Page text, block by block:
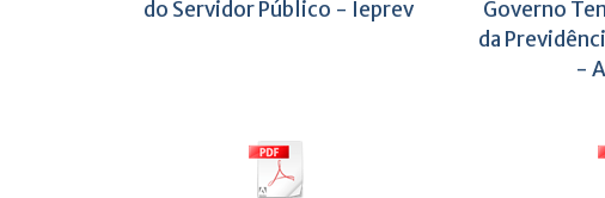
do Servidor Público - Ieprev
Governo
da
-